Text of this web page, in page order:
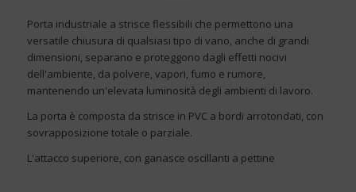
Porta industriale a strisce flessibili che permettono una
versatile chiusura di qualsiasi tipo di vano, anche di grandi
dimensioni, separano e proteggono dagli effetti nocivi
dell'ambiente, da polvere, vapori, fumo e rumore,
mantenendo un'elevata luminosità degli ambienti di lavoro.
La porta è composta da strisce in PVC a bordi arrotondati, con
sovrapposizione totale o parziale.
L'attacco superiore, con ganasce oscillanti a pettine